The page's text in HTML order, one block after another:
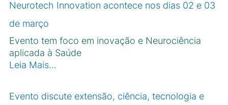
Neurotech Innovation acontece nos dias 02 e 03
de março
Evento tem foco em inovação e Neurociência
aplicada à Saúde
Leia Mais…
Evento discute extensão, ciência, tecnologia e